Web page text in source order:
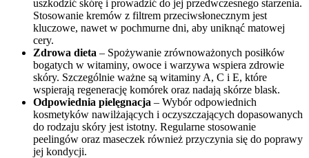
uszkodzić skórę i prowadzić do jej przedwczesnego starzenia.
Stosowanie kremów z filtrem przeciwsłonecznym jest
kluczowe, nawet w pochmurne dni, aby uniknąć matowej
cery.
Zdrowa dieta – Spożywanie zrównoważonych posiłków
bogatych w witaminy, owoce i warzywa wspiera zdrowie
skóry. Szczególnie ważne są witaminy A, C i E, które
wspierają regenerację komórek oraz nadają skórze blask.
Odpowiednia pielęgnacja – Wybór odpowiednich
kosmetyków nawilżających i oczyszczających dopasowanych
do rodzaju skóry jest istotny. Regularne stosowanie
peelingów oraz maseczek również przyczynia się do poprawy
jej kondycji.